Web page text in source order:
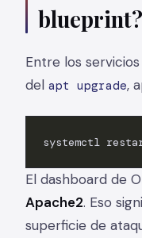
blueprint?
Entre los
del apt upgrade,
systemctl
El dashboard de
Apache2. Eso
superficie de